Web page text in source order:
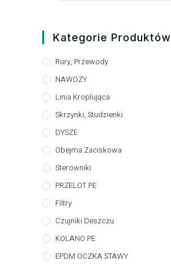
Kategorie Produktów
Rury, Przewody
NAWOZY
Linia Kroplująca
Skrzynki, Studzienki
DYSZE
Obejma Zaciskowa
Sterowniki
PRZELOT PE
Filtry
Czujniki Deszczu
KOLANO PE
EPDM OCZKA STAWY